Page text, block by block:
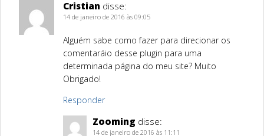
Cristian disse:
14 de janeiro de 2016 às 09:05
Alguém sabe como fazer para direcionar os
comentaráio desse plugin para uma
determinada página do meu site? Muito
Obrigado!
Responder
Zooming disse:
14 de janeiro de 2016 às 11:11